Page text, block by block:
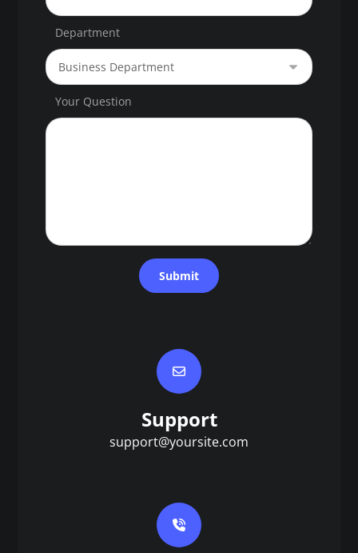
Department
Your Question
Support
support@yoursite.com